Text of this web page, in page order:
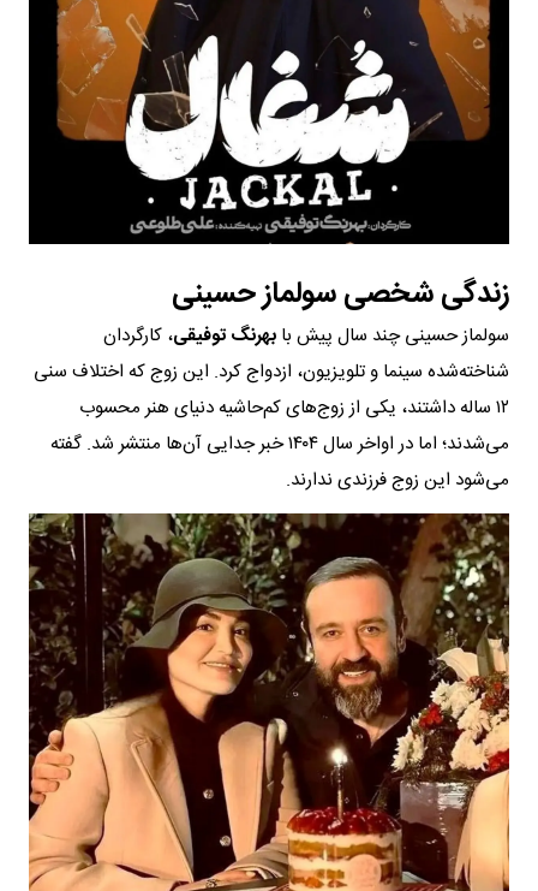
زندگی شخصی سولماز حسینی
سولماز حسینی چند سال پیش با بهرنگ توفیقی، کارگردان
شناخته‌شده سینما و تلویزیون، ازدواج کرد. این زوج که اختلاف سنی
۱۲ ساله داشتند، یکی از زوج‌های کم‌حاشیه دنیای هنر محسوب
می‌شدند؛ اما در اواخر سال ۱۴۰۴ خبر جدایی آن‌ها منتشر شد. گفته
می‌شود این زوج فرزندی ندارند.